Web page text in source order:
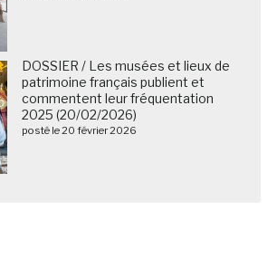
DOSSIER / Les musées et lieux de
patrimoine français publient et
commentent leur fréquentation
2025 (20/02/2026)
posté le 20 février 2026